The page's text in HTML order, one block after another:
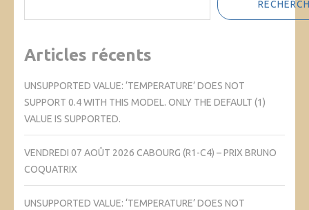
Articles récents
UNSUPPORTED VALUE: ‘TEMPERATURE’ DOES NOT
SUPPORT 0.4 WITH THIS MODEL. ONLY THE DEFAULT (1)
VALUE IS SUPPORTED.
VENDREDI 07 AOÛT 2026 CABOURG (R1-C4) – PRIX BRUNO
COQUATRIX
UNSUPPORTED VALUE: ‘TEMPERATURE’ DOES NOT